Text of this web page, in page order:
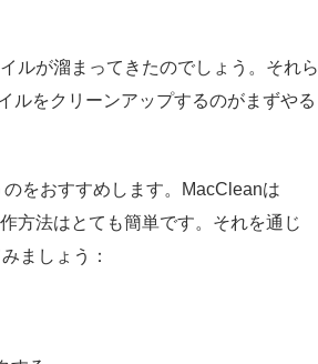
ルが溜まってきたのでしょう。それら
ルをクリーンアップするのがまずやる
をおすすめします。MacCleanは
方法はとても簡単です。それを通じ
ましょう：